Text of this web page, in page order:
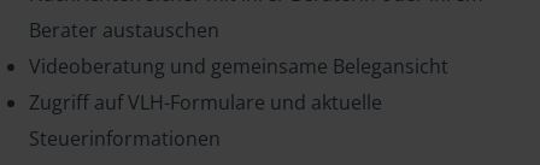
Berater austauschen
Videoberatung und gemeinsame Belegansicht
Zugriff auf VLH-Formulare und aktuelle
Steuerinformationen